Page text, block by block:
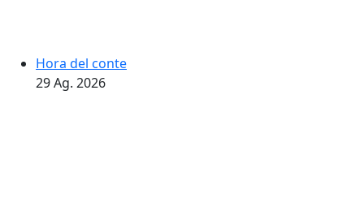
Hora del conte
29Ag. 2026